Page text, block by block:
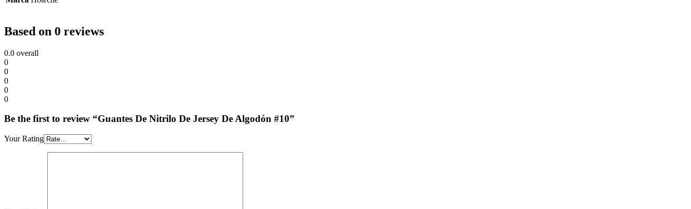
Based on 0 reviews
0.0 overall
0
0
0
0
0
Be the first to review “Guantes De Nitrilo De Jersey De Algodón #10”
Your Rating